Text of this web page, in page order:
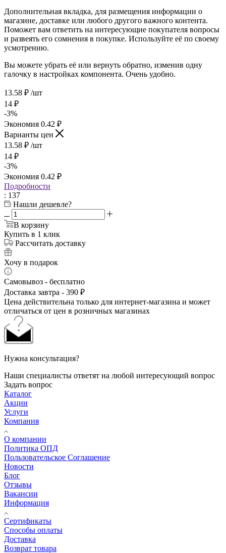
Дополнительная вкладка, для размещения информации о
магазине, доставке или любого другого важного контента.
Поможет вам ответить на интересующие покупателя вопросы
и развеять его сомнения в покупке. Используйте её по своему
усмотрению.
Вы можете убрать её или вернуть обратно, изменив одну
галочку в настройках компонента. Очень удобно.
13.58 ₽ /шт
14 ₽
-3%
Экономия 0.42 ₽
Варианты цен
13.58 ₽ /шт
14 ₽
-3%
Экономия 0.42 ₽
Подробности
: 137
Нашли дешевле?
В корзину
Купить в 1 клик
Рассчитать доставку
Хочу в подарок
Самовывоз - бесплатно
Доставка завтра - 390 ₽
Цена действительна только для интернет-магазина и может
отличаться от цен в розничных магазинах
Нужна консультация?
Наши специалисты ответят на любой интересующий вопрос
Задать вопрос
Каталог
Акции
Услуги
Компания
О компании
Политика ОПД
Пользовательское Соглашение
Новости
Блог
Отзывы
Вакансии
Информация
Сертификаты
Способы оплаты
Доставка
Возврат товара